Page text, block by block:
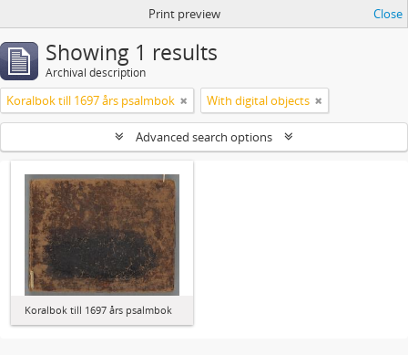
Print preview Close
Showing 1 results
Archival description
Koralbok till 1697 års psalmbok With digital objects
Advanced search options
Koralbok till 1697 års psalmbok